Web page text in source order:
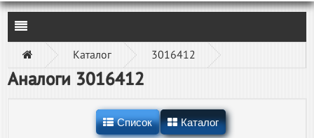
Каталог 3016412
Аналоги 3016412
Список Каталог